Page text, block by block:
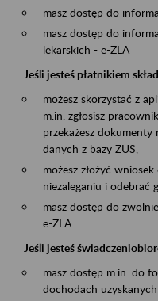
masz dostęp do
masz dostęp do
lekarskich - e-ZLA
Jeśli jesteś płatnikiem
możesz skorzystać z
m.in. zgłosisz
przekażesz
danych z bazy ZUS,
możesz złożyć
niezaleganiu i odebrać
masz dostęp do
e-ZLA
Jeśli jesteś
masz dostęp m.in. do
dochodach